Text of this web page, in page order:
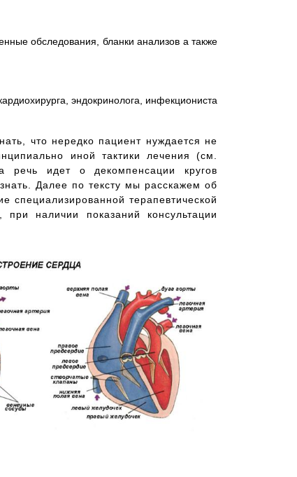
обследования, бланки анализов а также
эндокринолога, инфекциониста
что нередко пациент нуждается не
иной тактики лечения (см.
речь идет о декомпенсации кругов
Далее по тексту мы расскажем об
специализированной терапевтической
наличии показаний консультации